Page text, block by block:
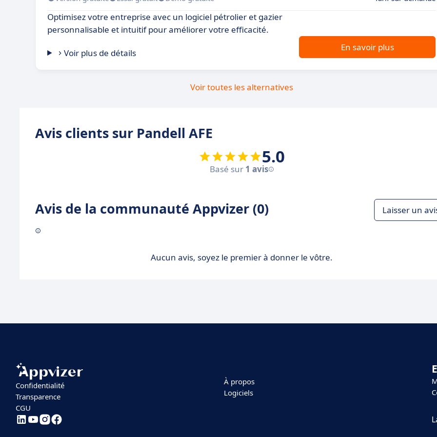
Optimisez votre entreprise avec un logiciel pétrolier et gazier
personnalisable et intuitif pour améliorer votre efficacité.
Voir plus de détails
En savoir plus
Voir toutes les alternatives
Avis clients sur Pandell AFE
5.0
Basé sur 1 avis
Avis de la communauté Appvizer (0) Laisser un
Aucun avis, soyez le premier à donner le vôtre.
Confidentialité
Transparence
CGU
À propos
Logiciels